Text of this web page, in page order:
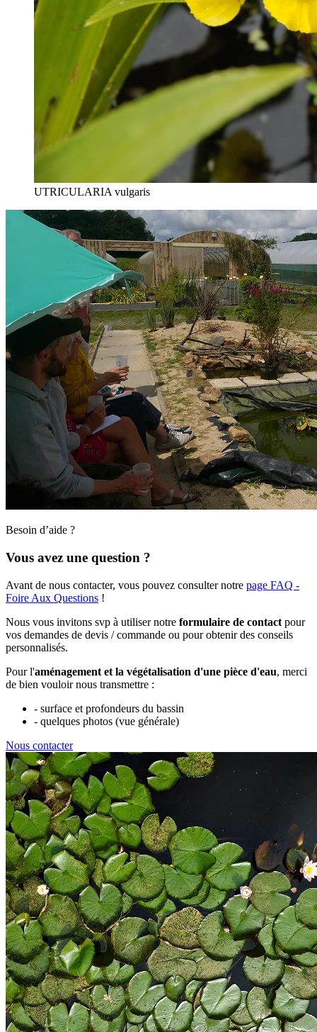
UTRICULARIA vulgaris
Besoin d’aide ?
Vous avez une question ?
Avant de nous contacter, vous pouvez consulter notre page FAQ -
Foire Aux Questions !
Nous vous invitons svp à utiliser notre formulaire de contact pour
vos demandes de devis / commande ou pour obtenir des conseils
personnalisés.
Pour l'aménagement et la végétalisation d'une pièce d'eau, merci
de bien vouloir nous transmettre :
- surface et profondeurs du bassin
- quelques photos (vue générale)
Nous contacter